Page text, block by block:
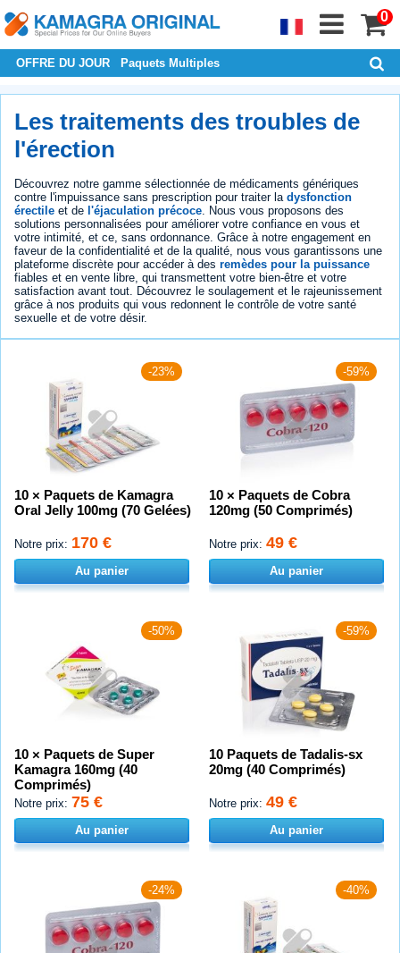
0
OFFRE DU JOUR Paquets Multiples
Les traitements des troubles de
l'érection
Découvrez notre gamme sélectionnée de médicaments génériques
contre l'impuissance sans prescription pour traiter la dysfonction
érectile et de l'éjaculation précoce. Nous vous proposons des
solutions personnalisées pour améliorer votre confiance en vous et
votre intimité, et ce, sans ordonnance. Grâce à notre engagement en
faveur de la confidentialité et de la qualité, nous vous garantissons une
plateforme discrète pour accéder à des remèdes pour la puissance
fiables et en vente libre, qui transmettent votre bien-être et votre
satisfaction avant tout. Découvrez le soulagement et le rajeunissement
grâce à nos produits qui vous redonnent le contrôle de votre santé
sexuelle et de votre désir.
-23%
10 × Paquets de Kamagra
Oral Jelly 100mg (70 Gelées)
Notre prix: 170 €
Au panier
-59%
10 × Paquets de Cobra
120mg (50 Comprimés)
Notre prix: 49 €
Au panier
-50%
10 × Paquets de Super
Kamagra 160mg (40
Comprimés)
Notre prix: 75 €
Au panier
-59%
10 Paquets de Tadalis-sx
20mg (40 Comprimés)
Notre prix: 49 €
Au panier
-24% -40%